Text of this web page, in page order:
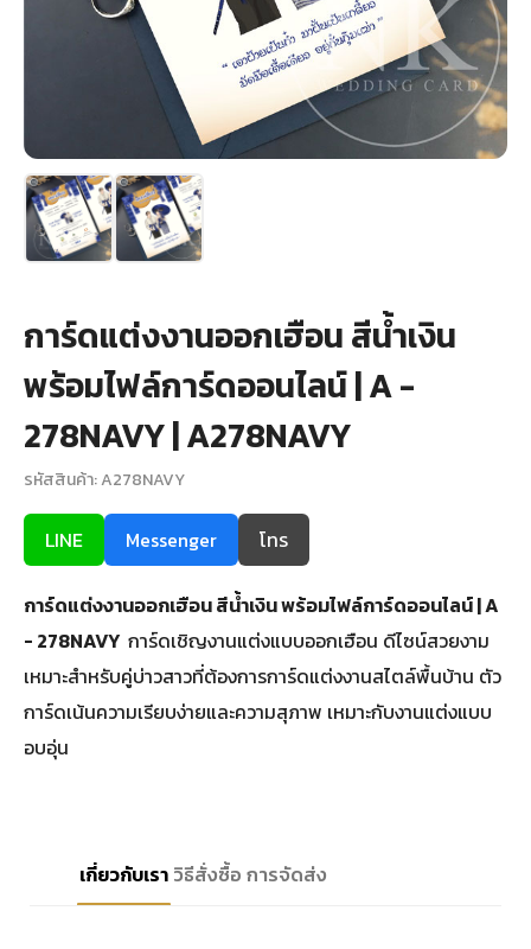
รับพิมพ์หน้าซอง +
Wax Seal Sticker | สติกเกอร์ตราครั่งปิดซอง
การ์ดแต่งงานออนไลน์
รีวิว
เกี่ยวกับเรา
บทความ
การ์ดแต่งงานออกเฮือน สีน้ำเงิน
พร้อมไฟล์การ์ดออนไลน์ | A -
278NAVY | A278NAVY
รหัสสินค้า: A278NAVY
LINE Messenger โทร
การ์ดแต่งงานออกเฮือน สีน้ำเงิน พร้อมไฟล์การ์ดออนไลน์ | A
- 278NAVY การ์ดเชิญงานแต่งแบบออกเฮือน ดีไซน์สวยงาม
เหมาะสำหรับคู่บ่าวสาวที่ต้องการการ์ดแต่งงานสไตล์พื้นบ้าน ตัว
การ์ดเน้นความเรียบง่ายและความสุภาพ เหมาะกับงานแต่งแบบ
อบอุ่น
เกี่ยวกับเรา วิธีสั่งซื้อ การจัดส่ง